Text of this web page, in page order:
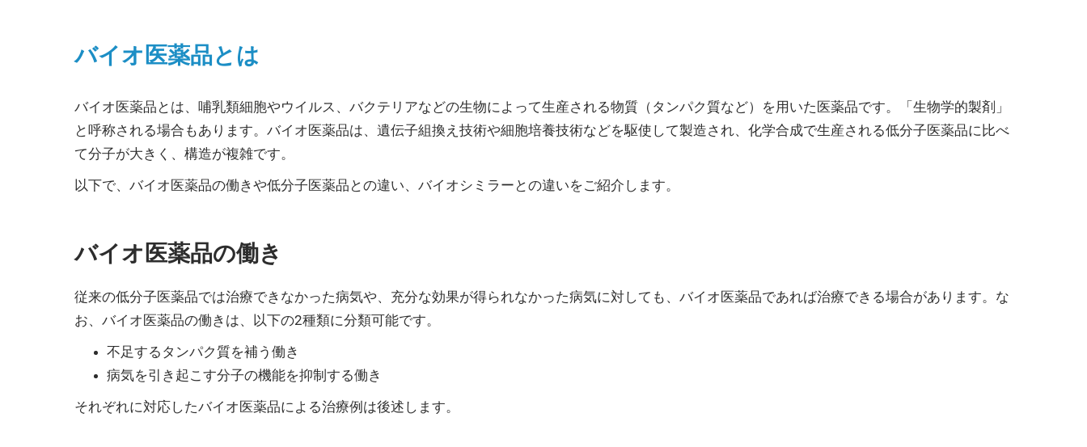
バイオ医薬品とは
バイオ医薬品とは、哺乳類細胞やウイルス、バクテリアなどの生物によって生産される物質（タンパク質など）を用いた医薬品です。「生物学的製剤」
と呼称される場合もあります。バイオ医薬品は、遺伝子組換え技術や細胞培養技術などを駆使して製造され、化学合成で生産される低分子医薬品に比べ
て分子が大きく、構造が複雑です。
以下で、バイオ医薬品の働きや低分子医薬品との違い、バイオシミラーとの違いをご紹介します。
バイオ医薬品の働き
従来の低分子医薬品では治療できなかった病気や、充分な効果が得られなかった病気に対しても、バイオ医薬品であれば治療できる場合があります。な
お、バイオ医薬品の働きは、以下の2種類に分類可能です。
不足するタンパク質を補う働き
病気を引き起こす分子の機能を抑制する働き
それぞれに対応したバイオ医薬品による治療例は後述します。